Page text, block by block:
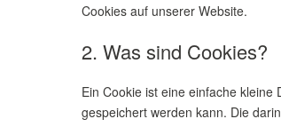
Cookies auf unserer Website.
2. Was sind Cookies?
Ein Cookie ist eine einfache
gespeichert werden kann. Die